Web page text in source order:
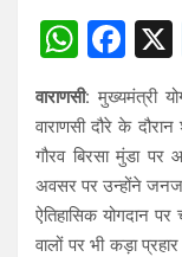
W
h
at
s
A
p
F
a
ce
b
o
o
वाराणसी: मुख्यमंत्री
वाराणसी दौरे के
गौरव बिरसा मुंडा पर
अवसर पर उन्होंने
ऐतिहासिक योगदान
वालों पर भी कड़ा